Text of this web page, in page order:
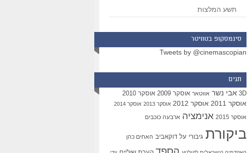
תשע המלצות
סינמסקופ בטוויטר
Tweets by @cinemascopian
תגים
3D אבי נשר אווטאר אוסקר 2009 אוסקר 2010
אוסקר 2011 אוסקר 2012 אוסקר 2013 אוסקר 2014
אוסקר 2015 אנימציה ארבעה כוכבים
ביקורת גיבורי על דוקאביב האחים כהן